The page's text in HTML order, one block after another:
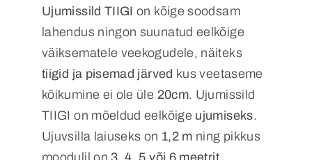
Ujumissild TIIGI on kõige soodsam
lahendus ningon suunatud eelkõige
väiksematele veekogudele, näiteks
tiigid ja pisemad järved kus veetaseme
kõikumine ei ole üle 20cm. Ujumissild
TIIGI on mõeldud eelkõige ujumiseks.
Ujuvsilla laiuseks on 1,2 m ning pikkus